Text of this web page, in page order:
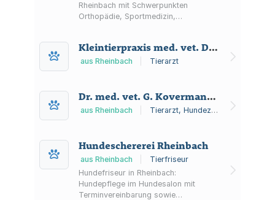
Rheinbach mit Schwerpunkten
Orthopädie, Sportmedizin,
Kleintierpraxis med. vet. Dr. Georg Kovermann
aus Rheinbach Tierarzt
Dr. med. vet. G. Kovermann Kleintierpraxis
aus Rheinbach Tierarzt, Hundezüchter
Hundeschererei Rheinbach
aus Rheinbach
Tierfriseur
Hundefriseur in Rheinbach:
Hundepflege im Hundesalon mit
Terminvereinbarung sowie